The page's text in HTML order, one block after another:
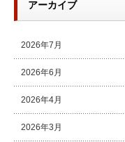
アーカイブ
2026年7月
2026年6月
2026年4月
2026年3月